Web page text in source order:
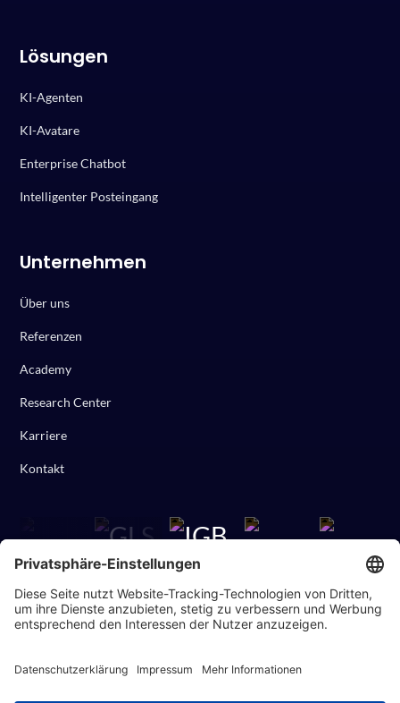
Lösungen
KI-Agenten
KI-Avatare
Enterprise Chatbot
Intelligenter Posteingang
Unternehmen
Über uns
Referenzen
Academy
Research Center
Karriere
Kontakt
Datenschutz
AGB